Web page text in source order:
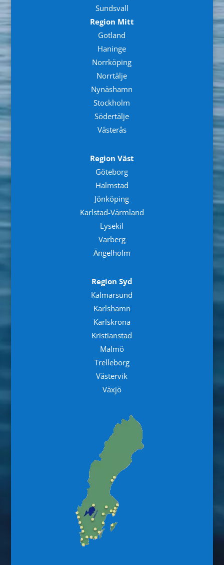
Sundsvall
Region Mitt
Gotland
Haninge
Norrköping
Norrtälje
Nynäshamn
Stockholm
Södertälje
Västerås
Region Väst
Göteborg
Halmstad
Jönköping
Karlstad-Värmland
Lysekil
Varberg
Ängelholm
Region Syd
Kalmarsund
Karlshamn
Karlskrona
Kristianstad
Malmö
Trelleborg
Västervik
Växjö